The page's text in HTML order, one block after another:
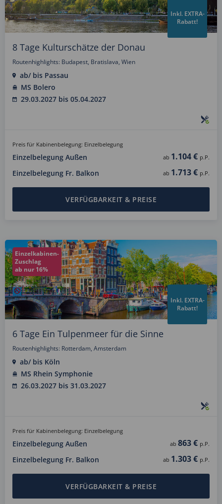
Inkl. EXTRA-
Rabatt!
8 Tage Kulturschätze der Donau
Routenhighlights: Budapest, Bratislava, Wien
ab/ bis Passau
MS Bolero
29.03.2027 bis 05.04.2027
Preis für Kabinenbelegung: Einzelbelegung
Einzelbelegung Außen ab 1.104 € p.P.
Einzelbelegung Fr. Balkon ab 1.713 € p.P.
VERFÜGBARKEIT & PREISE
Einzelkabinen-
Zuschlag
ab nur 16%
Inkl. EXTRA-
Rabatt!
6 Tage Ein Tulpenmeer für die Sinne
Routenhighlights: Rotterdam, Amsterdam
ab/ bis Köln
MS Rhein Symphonie
26.03.2027 bis 31.03.2027
Preis für Kabinenbelegung: Einzelbelegung
Einzelbelegung Außen ab 863 € p.P.
Einzelbelegung Fr. Balkon ab 1.303 € p.P.
VERFÜGBARKEIT & PREISE